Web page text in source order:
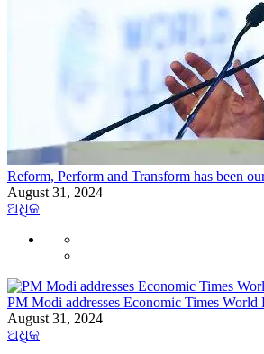
Reform, Perform and Transform has been
August 31, 2024
ଅଧିକ
PM Modi addresses Economic Times
August 31, 2024
ଅଧିକ